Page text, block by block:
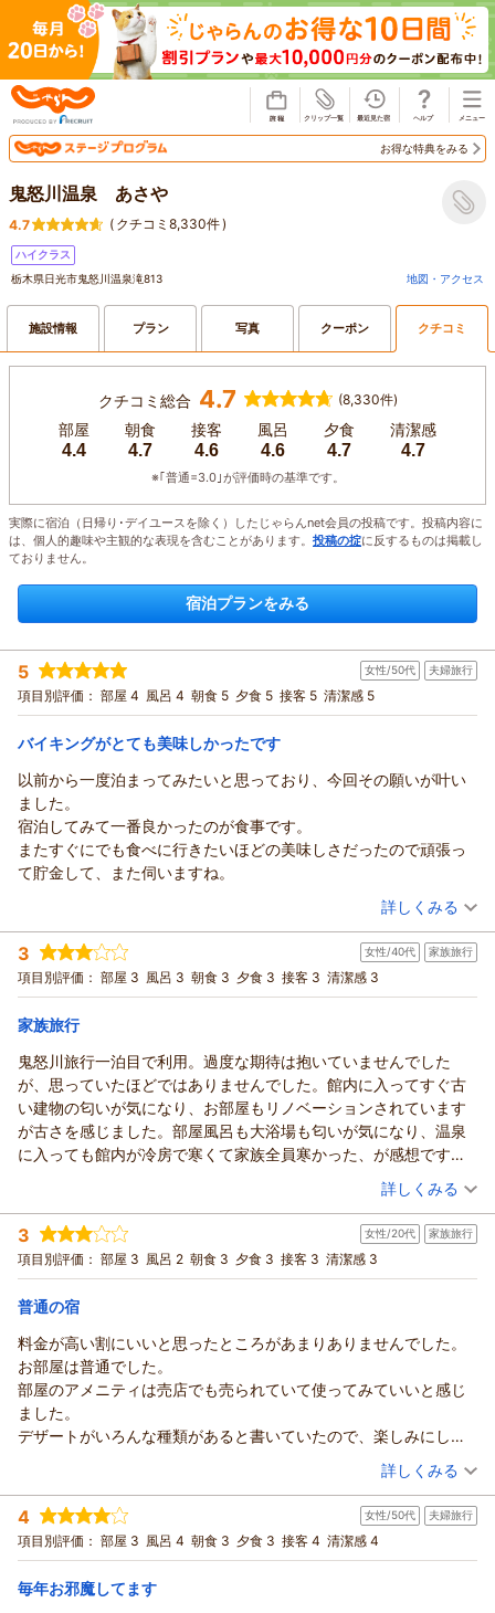
お得な特典をみる
鬼怒川温泉 あさや
4.7 ( クチコミ8,330件)
ハイクラス
栃木県日光市鬼怒川温泉滝813
地図・アクセス
施設情報 プラン 写真 クーポン クチコミ
クチコミ総合 4.7 (8,330件)
部屋
4.4
朝食
4.7
接客
4.6
風呂
4.6
夕食
4.7
清潔感
4.7
※｢普通=3.0｣が評価時の基準です。
実際に宿泊（日帰り･デイユースを除く）したじゃらんnet会員の投稿です。投稿内容に
は、個人的趣味や主観的な表現を含むことがあります。 投稿の掟に反するものは掲載し
ておりません。
宿泊プランをみる
5 女性/50代 夫婦旅行
項目別評価： 部屋 4 風呂 4 朝食 5 夕食 5 接客 5 清潔感 5
バイキングがとても美味しかったです
以前から一度泊まってみたいと思っており、今回その願いが叶い
ました。
宿泊してみて一番良かったのが食事です。
またすぐにでも食べに行きたいほどの美味しさだったので頑張っ
て貯金して、また伺いますね。
（投稿日：2026/08/05）
宿泊時期： 2026年06月宿泊 (夫婦旅行)
投稿者： りょうちんさん
宿泊プラン： 【当館おすすめ】和・洋・中100種の豪華バイキング♪
朝・夕
宿泊価格帯：
鬼怒川温泉 あさやからの返信
りょうちん様
この度はご来館賜りまして、誠にありがとうございます。
数ある宿の中から当館をお選びいただけましたこと、大変光栄
に存じます。
お食事ではご満足いただけましたようで、何よりでございま
す。
当館のお食事は季節によって少しずつ内容を変更しております
ので、何度お越しいただいてもお楽しみいただけるかと存じま
す。
これからもより良い宿作りのため、日々努力して参ります。
ありがとうございました。
（返信日：2026/08/07）
詳しくみる
3 女性/40代 家族旅行
項目別評価： 部屋 3 風呂 3 朝食 3 夕食 3 接客 3 清潔感 3
家族旅行
鬼怒川旅行一泊目で利用。過度な期待は抱いていませんでした
が、思っていたほどではありませんでした。館内に入ってすぐ古
い建物の匂いが気になり、お部屋もリノベーションされています
が古さを感じました。部屋風呂も大浴場も匂いが気になり、温泉
に入っても館内が冷房で寒くて家族全員寒かった、が感想です。
食事は美味しかったですが、入るだけで並び、殺伐としていて人
も多くごった返していて疲れました。カニとカレーが美味しかっ
たです。朝食に楽しみにしていたイクラがなくて残念でした。一
般的なホテルとして、良い経験になりました。
（投稿日：2026/08/05）
宿泊時期： 2026年07月宿泊 (家族旅行)
投稿者： かもめさん
宿泊プラン： 【当館おすすめ】和・洋・中100種の豪華バイキング♪
朝・夕
宿泊価格帯：
鬼怒川温泉 あさやからの返信
かもめ様
この度はご来館賜りまして、誠にありがとうございます。
ご滞在に際しましてはご期待に添うことができませず、申し訳
ございませんでした。
また、朝食のいくらにつきましては、現在仕入れが困難な状況
にあり、安定して提供することができないため、1月末をもちま
して提供を終了させていただきました。
楽しみにされていたお客様には大変申し訳ございませんが、ご
理解の程お願い申し上げます。
これからもより良い宿作りに努めて参りますので、またの機会
詳しくみる
3 女性/20代 家族旅行
項目別評価： 部屋 3 風呂 2 朝食 3 夕食 3 接客 3 清潔感 3
普通の宿
料金が高い割にいいと思ったところがあまりありませんでした。
お部屋は普通でした。
部屋のアメニティは売店でも売られていて使ってみていいと感じ
ました。
デザートがいろんな種類があると書いていたので、楽しみにして
いたのですが、そんなに種類があるように感じませんでした。
露天風呂の着替え場所の匂いが気になりました。芳香剤など工夫
があるといいなと感じました。
ホテル自体は綺麗な外観で内装も綺麗だと思いますが期待してい
た分少し残念な気持ちになりました。
（投稿日：2026/08/04）
宿泊時期： 2026年06月宿泊 (家族旅行)
投稿者： みづさん(女性/20代)
宿泊プラン： 【当館おすすめ】和・洋・中100種の豪華バイキング♪
朝・夕
宿泊価格帯： 23,001～24,000円(大人一人あたり/税込)
詳しくみる
4 女性/50代 夫婦旅行
項目別評価： 部屋 3 風呂 4 朝食 3 夕食 3 接客 4 清潔感 4
毎年お邪魔してます